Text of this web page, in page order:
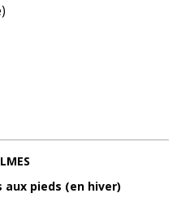
pieds (en hiver)